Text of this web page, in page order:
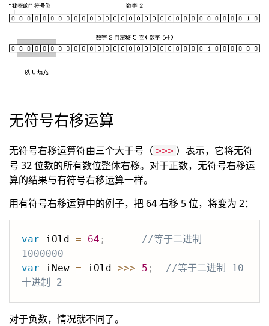
无符号右移运算
无符号右移运算符由三个大于号（ >>> ）表示，它将无符
号 32 位数的所有数位整体右移。对于正数，无符号右移运
算的结果与有符号右移运算一样。
用有符号右移运算中的例子，把 64 右移 5 位，将变为 2：
var iOld = 64 ;
//等于二进制
1000000
var iNew = iOld >>> 5 ;
//等于二进制 10
十进制 2
对于负数，情况就不同了。